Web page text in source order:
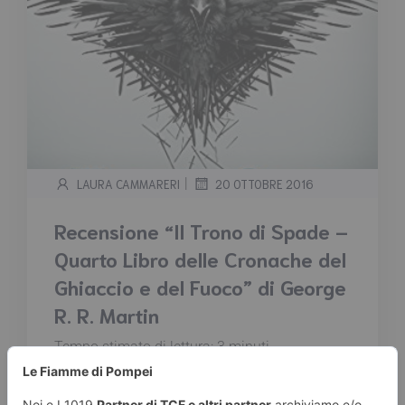
LAURA CAMMARERI | 20 OTTOBRE 2016
Recensione “Il Trono di Spade –
Quarto Libro delle Cronache del
Ghiaccio e del Fuoco” di George
R. R. Martin
Tempo stimato di lettura:3 minuti
In spettrali campi di battaglia e tetre fortezze